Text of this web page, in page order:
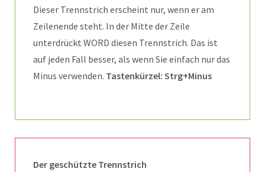
Dieser Trennstrich erscheint nur, wenn er am
Zeilenende steht. In der Mitte der Zeile
unterdrückt WORD diesen Trennstrich. Das ist
auf jeden Fall besser, als wenn Sie einfach nur das
Minus verwenden. Tastenkürzel: Strg+Minus
Der geschützte Trennstrich